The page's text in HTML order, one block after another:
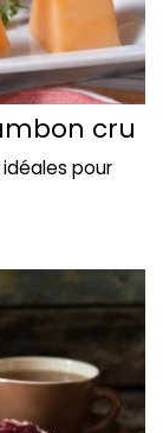
cru
pour